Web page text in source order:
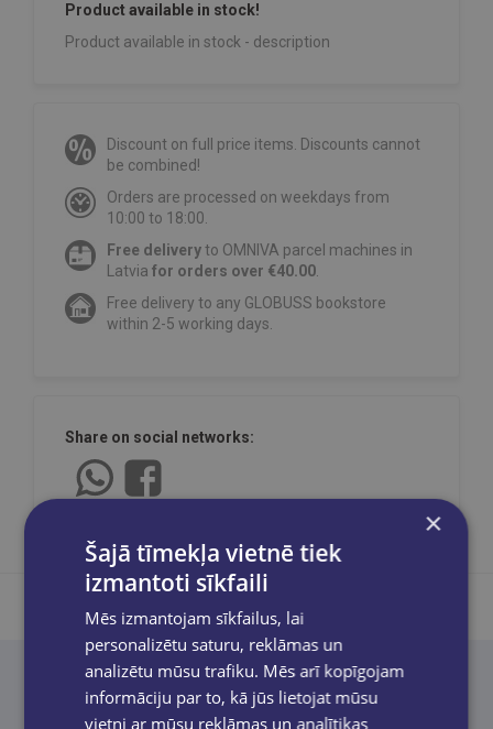
Product available in stock!
Product available in stock - description
Discount on full price items. Discounts cannot
be combined!
Orders are processed on weekdays from
10:00 to 18:00.
Free deliveryto OMNIVA parcel machines in
Latvia for orders over €40.00.
Free delivery to any GLOBUSS bookstore
within 2-5 working days.
Share on social networks:
Product description
×
Šajā tīmekļa vietnē tiek
izmantoti sīkfaili
Mēs izmantojam sīkfailus, lai
personalizētu saturu, reklāmas un
analizētu mūsu trafiku. Mēs arī kopīgojam
informāciju par to, kā jūs lietojat mūsu
vietni ar mūsu reklāmas un analītikas